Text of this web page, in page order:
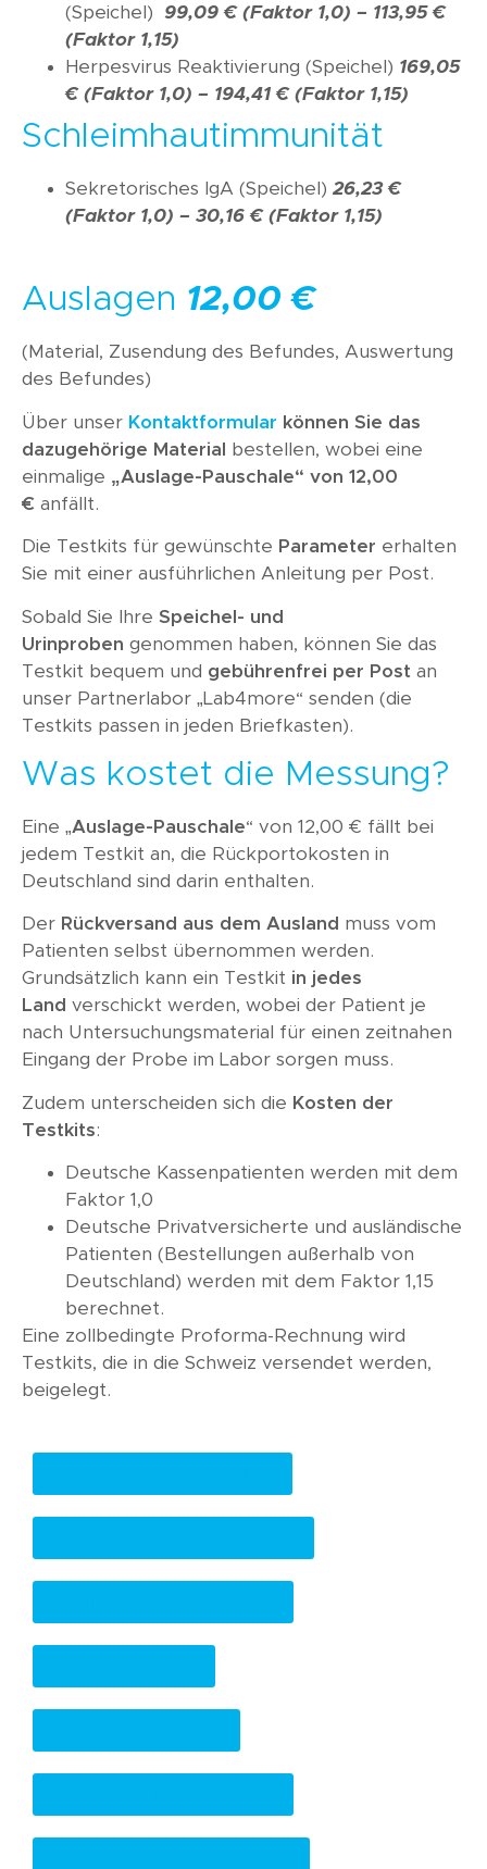
(Speichel) 99,09 € (Faktor 1,0) – 113,95 €
(Faktor 1,15)
Herpesvirus Reaktivierung (Speichel) 169,05
€ (Faktor 1,0) – 194,41 € (Faktor 1,15)
Schleimhautimmunität
Sekretorisches IgA (Speichel) 26,23 €
(Faktor 1,0) – 30,16 € (Faktor 1,15)
Auslagen 12,00 €
(Material, Zusendung des Befundes, Auswertung
des Befundes)
Über unser Kontaktformular können Sie das
dazugehörige Material
bestellen, wobei eine
einmalige „Auslage-Pauschale“ von 12,00
€ anfällt.
Die Testkits für gewünschte Parameter erhalten
Sie mit einer ausführlichen Anleitung per Post.
Sobald Sie Ihre Speichel- und
Urinproben genommen haben, können Sie das
Testkit bequem und gebührenfrei per Post an
unser Partnerlabor „Lab4more“ senden (die
Testkits passen in jeden Briefkasten).
Was kostet die Messung?
Eine „Auslage-Pauschale“ von 12,00 € fällt bei
jedem Testkit an, die Rückportokosten in
Deutschland sind darin enthalten.
Der Rückversand aus dem Ausland muss vom
Patienten selbst übernommen werden.
Grundsätzlich kann ein Testkit in jedes
Land verschickt werden, wobei der Patient je
nach Untersuchungsmaterial für einen zeitnahen
Eingang der Probe im Labor sorgen muss.
Zudem unterscheiden sich die Kosten der
Testkits:
Deutsche Kassenpatienten werden mit dem
Faktor 1,0
Deutsche Privatversicherte und ausländische
Patienten (Bestellungen außerhalb von
Deutschland) werden mit dem Faktor 1,15
berechnet.
Eine zollbedingte Proforma-Rechnung wird
Testkits, die in die Schweiz versendet werden,
beigelegt.